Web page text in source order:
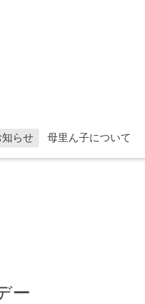
知らせ 母里ん子について
ー